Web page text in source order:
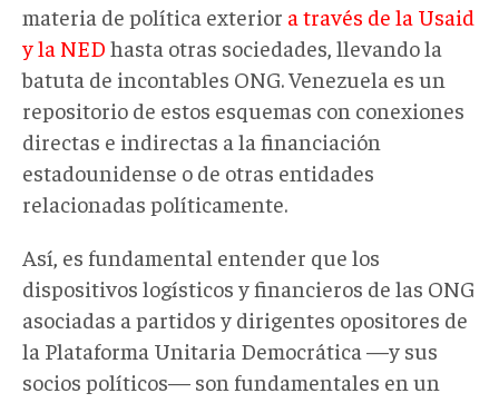
materia de política exterior a través de la Usaid
y la NED hasta otras sociedades, llevando la
batuta de incontables ONG. Venezuela es un
repositorio de estos esquemas con conexiones
directas e indirectas a la financiación
estadounidense o de otras entidades
relacionadas políticamente.
Así, es fundamental entender que los
dispositivos logísticos y financieros de las ONG
asociadas a partidos y dirigentes opositores de
la Plataforma Unitaria Democrática —y sus
socios políticos— son fundamentales en un